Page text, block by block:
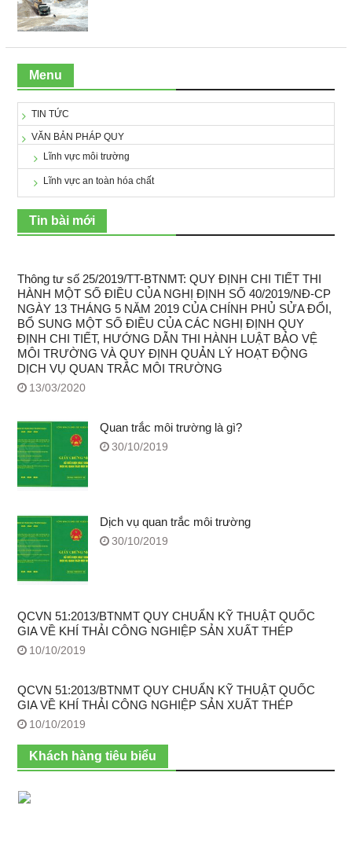
Menu
TIN TỨC
VĂN BẢN PHÁP QUY
Lĩnh vực môi trường
Lĩnh vực an toàn hóa chất
Tin bài mới
Thông tư số 25/2019/TT-BTNMT: QUY ĐỊNH CHI TIẾT THI
HÀNH MỘT SỐ ĐIỀU CỦA NGHỊ ĐỊNH SỐ 40/2019/NĐ-CP
NGÀY 13 THÁNG 5 NĂM 2019 CỦA CHÍNH PHỦ SỬA ĐỔI,
BỔ SUNG MỘT SỐ ĐIỀU CỦA CÁC NGHỊ ĐỊNH QUY
ĐỊNH CHI TIẾT, HƯỚNG DẪN THI HÀNH LUẬT BẢO VỆ
MÔI TRƯỜNG VÀ QUY ĐỊNH QUẢN LÝ HOẠT ĐỘNG
DỊCH VỤ QUAN TRẮC MÔI TRƯỜNG
13/03/2020
Quan trắc môi trường là gì?
30/10/2019
Dịch vụ quan trắc môi trường
30/10/2019
QCVN 51:2013/BTNMT QUY CHUẨN KỸ THUẬT QUỐC
GIA VỀ KHÍ THẢI CÔNG NGHIỆP SẢN XUẤT THÉP
10/10/2019
QCVN 51:2013/BTNMT QUY CHUẨN KỸ THUẬT QUỐC
GIA VỀ KHÍ THẢI CÔNG NGHIỆP SẢN XUẤT THÉP
10/10/2019
Khách hàng tiêu biểu